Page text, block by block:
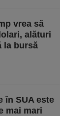
vrea să
alături
la bursă
în SUA este
mai mari